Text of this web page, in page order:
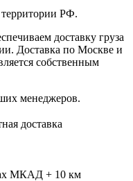
территории РФ.
доставку груза
Доставка по Москве и
собственным
менеджеров.
доставка
МКАД + 10 км